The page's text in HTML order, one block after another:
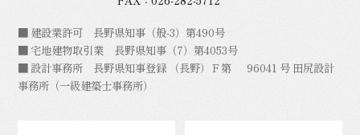
■ 建設業許可 長野県知事（般-3）第490号
■ 宅地建物取引業 長野県知事（7）第4053号
■ 設計事務所 長野県知事登録 （長野）Ｆ第 96041 号 田尻設計
事務所（一級建築士事務所）